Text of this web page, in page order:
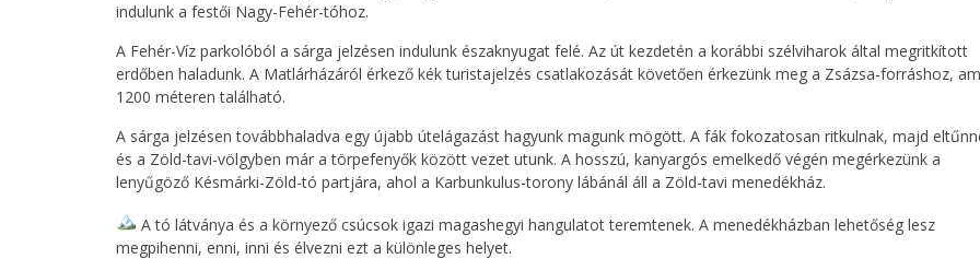
indulunk a festői Nagy-Fehér-tóhoz.
A Fehér-Víz parkolóból a sárga jelzésen indulunk északnyugat felé. Az út kezdetén a korábbi szélviharok által megritkított
erdőben haladunk. A Matlárházáról érkező kék turistajelzés csatlakozását követően érkezünk meg a Zsázsa-forráshoz,
1200 méteren található.
A sárga jelzésen továbbhaladva egy újabb útelágazást hagyunk magunk mögött. A fák fokozatosan ritkulnak, majd
és a Zöld-tavi-völgyben már a törpefenyők között vezet utunk. A hosszú, kanyargós emelkedő végén megérkezünk a
lenyűgöző Késmárki-Zöld-tó partjára, ahol a Karbunkulus-torony lábánál áll a Zöld-tavi menedékház.
A tó látványa és a környező csúcsok igazi magashegyi hangulatot teremtenek. A menedékházban lehetőség lesz
megpihenni, enni, inni és élvezni ezt a különleges helyet.